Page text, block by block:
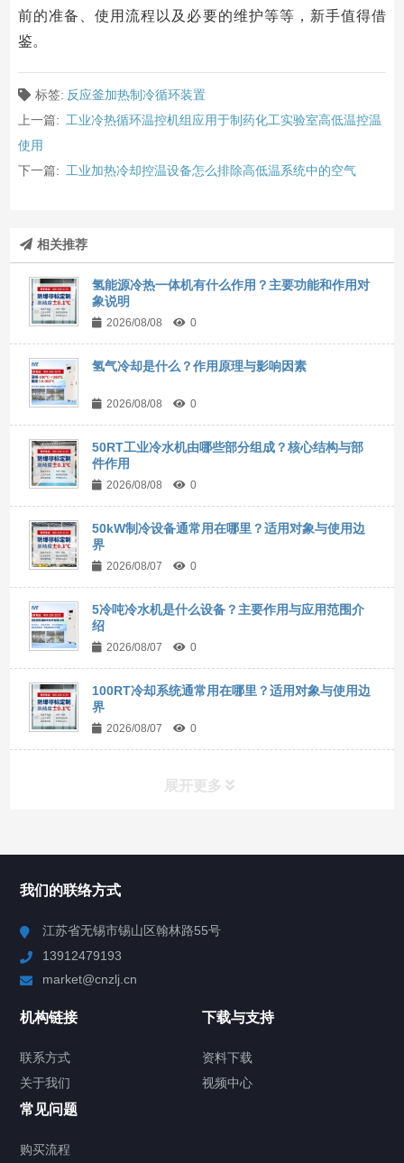
前的准备、使用流程以及必要的维护等等，新手值得借
鉴。
标签: 反应釜加热制冷循环装置
上一篇: 工业冷热循环温控机组应用于制药化工实验室高低温控温
使用
下一篇: 工业加热冷却控温设备怎么排除高低温系统中的空气
相关推荐
氢能源冷热一体机有什么作用？主要功能和作用对
象说明
2026/08/08 0
氢气冷却是什么？作用原理与影响因素
2026/08/08 0
50RT工业冷水机由哪些部分组成？核心结构与部
件作用
2026/08/08 0
50kW制冷设备通常用在哪里？适用对象与使用边
界
2026/08/07 0
5冷吨冷水机是什么设备？主要作用与应用范围介
绍
2026/08/07 0
100RT冷却系统通常用在哪里？适用对象与使用边
界
2026/08/07 0
展开更多
Chiller高精度制冷循环器
TCU温度控制单元
Chiller气体控温系统
我们的联络方式
江苏省无锡市锡山区翰林路55号
13912479193
market@cnzlj.cn
机构链接
联系方式
关于我们
下载与支持
资料下载
视频中心
常见问题
购买流程